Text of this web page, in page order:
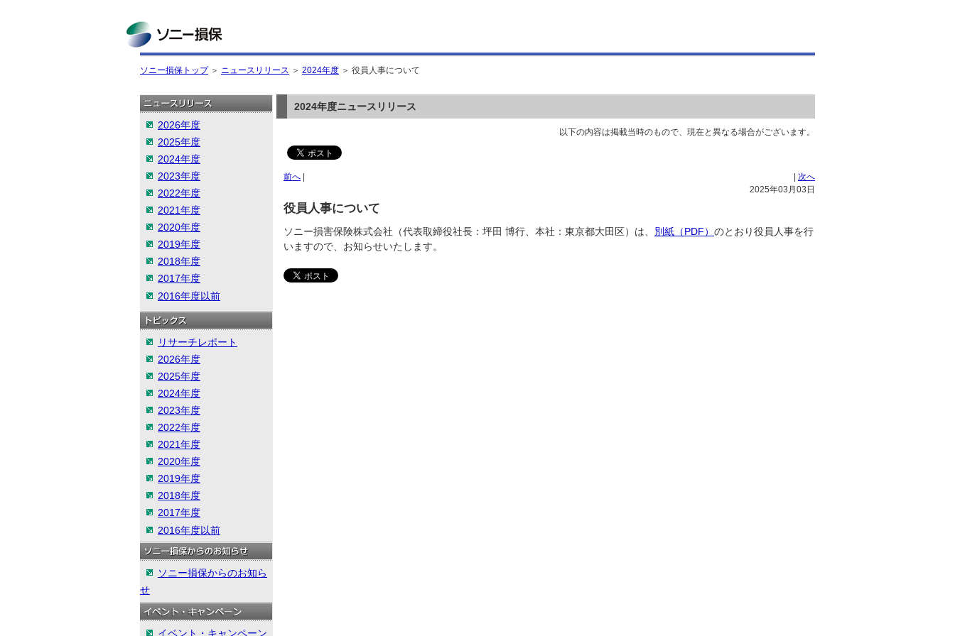
ソニー損保トップ＞ ニュースリリース ＞ 2024年度 ＞ 役員人事について
2026年度
2025年度
2024年度
2023年度
2022年度
2021年度
2020年度
2019年度
2018年度
2017年度
2016年度以前
リサーチレポート
2026年度
2025年度
2024年度
2023年度
2022年度
2021年度
2020年度
2019年度
2018年度
2017年度
2016年度以前
ソニー損保からのお知ら
せ
イベント・キャンペーン
2024年度ニュースリリース
以下の内容は掲載当時のもので、現在と異なる場合がございます。
前へ
次へ
2025年03月03日
役員人事について
ソニー損害保険株式会社（代表取締役社長：坪田 博行、本社：東京都大田区）は、 別紙（PDF） のとおり役員人事を行
いますので、お知らせいたします。